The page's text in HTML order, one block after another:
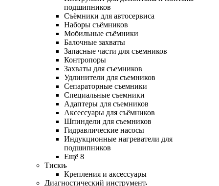
подшипников
Съёмники для автосервиса
Наборы съёмников
Мобильные съёмники
Балочные захваты
Запасные части для съемников
Контропоры
Захваты для съемников
Удлинители для съемников
Сепараторные съемники
Специальные съемники
Адаптеры для съемников
Аксессуары для съёмников
Шпиндели для съемников
Гидравлические насосы
Индукционные нагреватели для
подшипников
Ещё 8
Тиски
Крепления и аксессуары
Диагностический инструмент